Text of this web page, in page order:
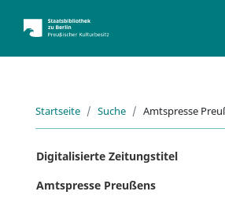
Startseite Suche Amtspresse
Digitalisierte Zeitungstitel
Amtspresse Preußens